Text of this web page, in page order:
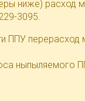
ниже) расход
3095.
ППУ перерасход
ныпыляемого